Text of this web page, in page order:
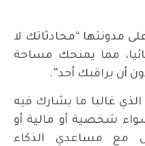
مدونتها “محادثاتك لا
مما يمنحك مساحة
أن يراقبك أحد”.
غالبا ما يشارك فيه
شخصية أو مالية أو
مع مساعدي الذكاء